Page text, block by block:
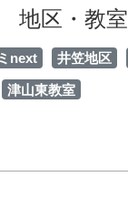
地区・教室
next 井笠地区
津山東教室